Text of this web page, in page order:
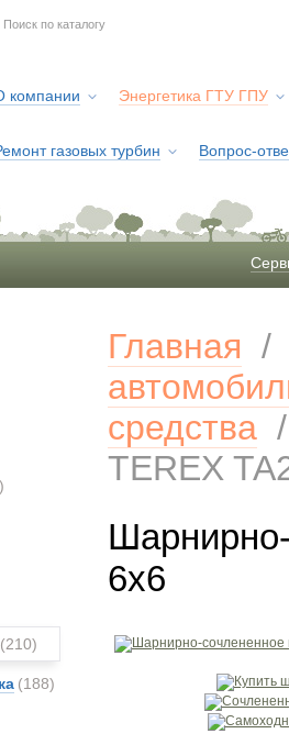
компании Энергетика ГТУ ГПУ
газовых турбин Вопрос-
(210)
(188)
Главная
средства
TEREX
6x6